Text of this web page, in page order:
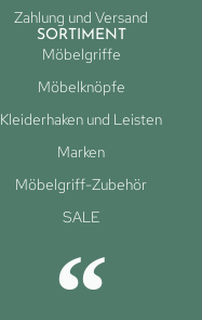
Zahlung und Versand
SORTIMENT
Möbelgriffe
Möbelknöpfe
Kleiderhaken und Leisten
Marken
Möbelgriff-Zubehör
SALE